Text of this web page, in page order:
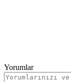
Yorumlar